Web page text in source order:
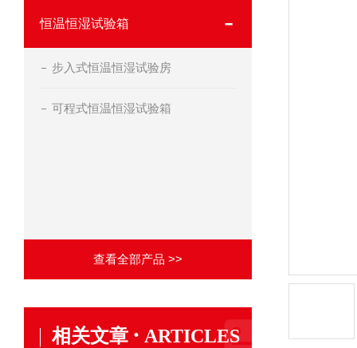
恒温恒湿试验箱
步入式恒温恒湿试验房
可程式恒温恒湿试验箱
查看全部产品 >>
相关文章 · ARTICLES